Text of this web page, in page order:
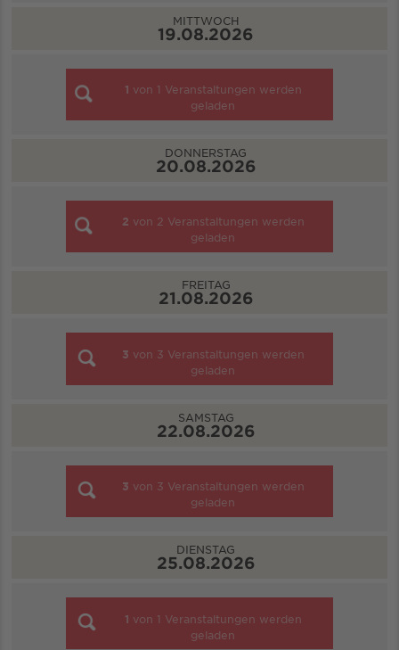
MITTWOCH
19.08.2026
1 von 1 Veranstaltungen werden
geladen
DONNERSTAG
20.08.2026
2 von 2 Veranstaltungen werden
geladen
FREITAG
21.08.2026
3 von 3 Veranstaltungen werden
geladen
SAMSTAG
22.08.2026
3 von 3 Veranstaltungen werden
geladen
DIENSTAG
25.08.2026
1 von 1 Veranstaltungen werden
geladen